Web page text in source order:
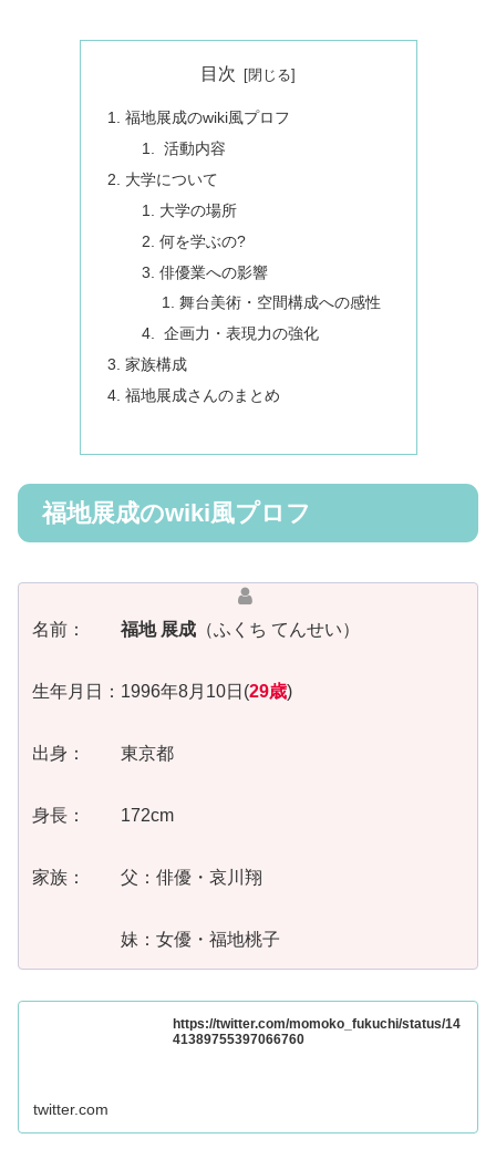
目次
福地展成のwiki風プロフ
活動内容
大学について
大学の場所
何を学ぶの?
俳優業への影響
舞台美術・空間構成への感性
企画力・表現力の強化
家族構成
福地展成さんのまとめ
福地展成のwiki風プロフ
名前： 福地 展成 （ふくち てんせい）
生年月日：1996年8月10日(29歳)
出身： 東京都
身長： 172cm
家族： 父：俳優・哀川翔
妹：女優・福地桃子
https://twitter.com/momoko_fukuchi/status/14
41389755397066760
twitter.com